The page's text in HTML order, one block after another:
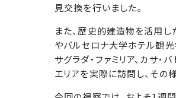
見交換を行いました。
また、歴史的建造物を活用
やバルセロナ大学ホテル観
サグラダ・ファミリア、カサ
エリアを実際に訪問し、その